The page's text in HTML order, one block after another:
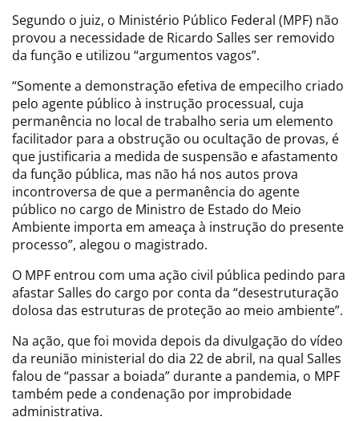
Segundo o juiz, o Ministério Público Federal (MPF) não
provou a necessidade de Ricardo Salles ser removido
da função e utilizou “argumentos vagos”.
“Somente a demonstração efetiva de empecilho criado
pelo agente público à instrução processual, cuja
permanência no local de trabalho seria um elemento
facilitador para a obstrução ou ocultação de provas, é
que justificaria a medida de suspensão e afastamento
da função pública, mas não há nos autos prova
incontroversa de que a permanência do agente
público no cargo de Ministro de Estado do Meio
Ambiente importa em ameaça à instrução do presente
processo”, alegou o magistrado.
O MPF entrou com uma ação civil pública pedindo para
afastar Salles do cargo por conta da “desestruturação
dolosa das estruturas de proteção ao meio ambiente”.
Na ação, que foi movida depois da divulgação do vídeo
da reunião ministerial do dia 22 de abril, na qual Salles
falou de “passar a boiada” durante a pandemia, o MPF
também pede a condenação por improbidade
administrativa.